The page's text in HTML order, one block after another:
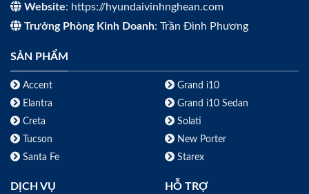
Website: https://hyundaivinhnghean.com
Trưởng Phòng Kinh Doanh: Trần Đình Phương
SẢN PHẨM
Accent
Elantra
Creta
Tucson
Santa Fe
Grand i10
Grand i10 Sedan
Solati
New Porter
Starex
DỊCH VỤ HỖ TRỢ